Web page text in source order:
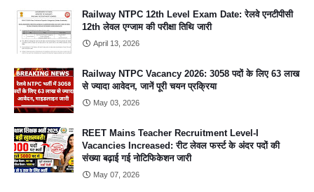
Railway NTPC 12th Level Exam Date: रेलवे एनटीपीसी
12th लेवल एग्जाम की परीक्षा तिथि जारी
April 13, 2026
Railway NTPC Vacancy 2026: 3058 पदों के लिए 63 लाख
से ज्यादा आवेदन, जानें पूरी चयन प्रक्रिया
May 03, 2026
REET Mains Teacher Recruitment Level-I
Vacancies Increased: रीट लेवल फर्स्ट के अंदर पदों की
संख्या बढ़ाई गई नोटिफिकेशन जारी
May 07, 2026